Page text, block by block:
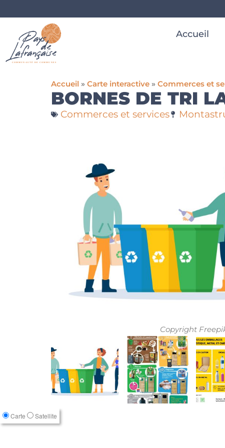
Accueil
Accueil » Carte interactive » Commerces et
BORNES DE TRI
Commerces et services
Copyright
Carte Satellite